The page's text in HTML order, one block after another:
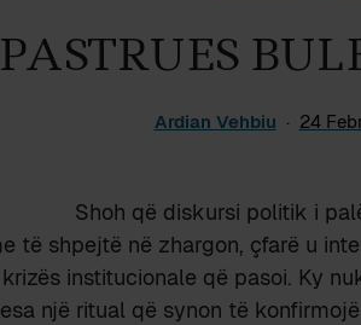
PASTRUES
Ardian Vehbiu 24
Shoh që diskursi politik i
të shpejtë në zhargon, çfarë u
institucionale që pasoi. Ky
një ritual që synon të